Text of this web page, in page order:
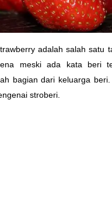
adalah salah satu
meski ada kata beri
bagian dari keluarga
stroberi.